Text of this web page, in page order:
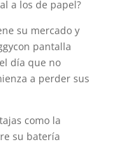
a los de papel?
su mercado y
pantalla
día que no
a perder sus
como la
su batería